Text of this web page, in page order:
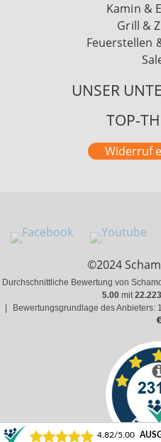
Kamin &
Grill &
Feuerstellen
UNSER
TOP-
Widerruf
©2024
Durchschnittliche Bewertung von
5.00 mit22.223
Bewertungsgrundlage des Anbieters: